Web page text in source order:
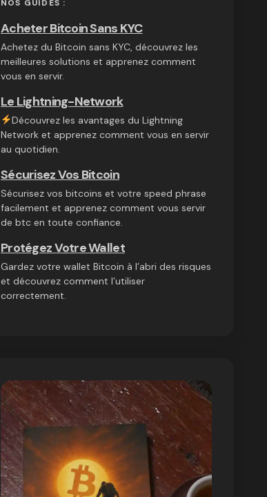
NOS GUIDES :
Acheter Bitcoin Sans KYC
Achetez du Bitcoin sans KYC, découvrez les
meilleures solutions et apprenez comment
vous en servir.
Le Lightning-Network
Découvrez les avantages du Lightning
Network et apprenez comment vous en servir
au quotidien.
Sécurisez Vos Bitcoin
Sécurisez vos bitcoins et votre speed phrase
facilement et apprenez comment vous servir
de btc en toute confiance.
Protégez Votre Wallet
Gardez votre wallet Bitcoin à l’abri des risques
et découvrez comment l’utiliser
correctement.